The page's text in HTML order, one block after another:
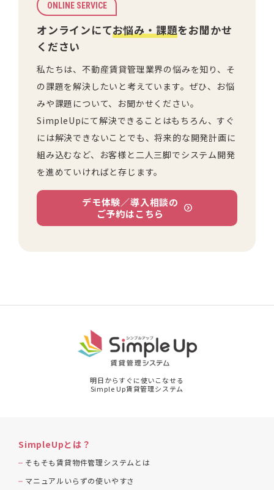
ONLINE SERVICE
オンラインにてお悩み・課題をお聞かせ
ください
私たちは、不動産賃貸管理業界の悩みを知り、そ
の課題を解決したいと考えています。ぜひ、お悩
みや課題について、お聞かせください。
SimpleUpにて解決できることはもちろん、すぐ
には解決できないことでも、将来的な開発計画に
組み込むなど、お客様と二人三脚でシステム開発
を進めていければと存じます。
デモ体験／導入相談の
ご予約はこちら
明日からすぐに使いこなせる
Simple Up賃貸管理システム
SimpleUpとは？
そもそも賃貸物件管理システムとは
マニュアルいらずの使いやすさ